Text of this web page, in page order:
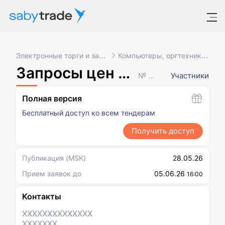
Электронные торги и закупки Компьютеры, оргтехника, ПО
Запросы цен товаров, работ, услуг № XXXXXXX Участники
Полная версия
Бесплатный доступ ко всем тендерам
Получить доступ
Публикация (MSK)
28.05.26
Прием заявок до
05.06.26 16:00
Контакты
XXXXXXXXXXXXXX